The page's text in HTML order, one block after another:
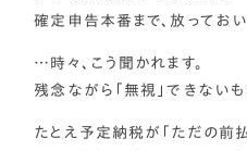
確定申告本番まで、放ってお
…時々、こう聞かれます。
残念ながら「無視」できないも
たとえ予定納税が「ただの前